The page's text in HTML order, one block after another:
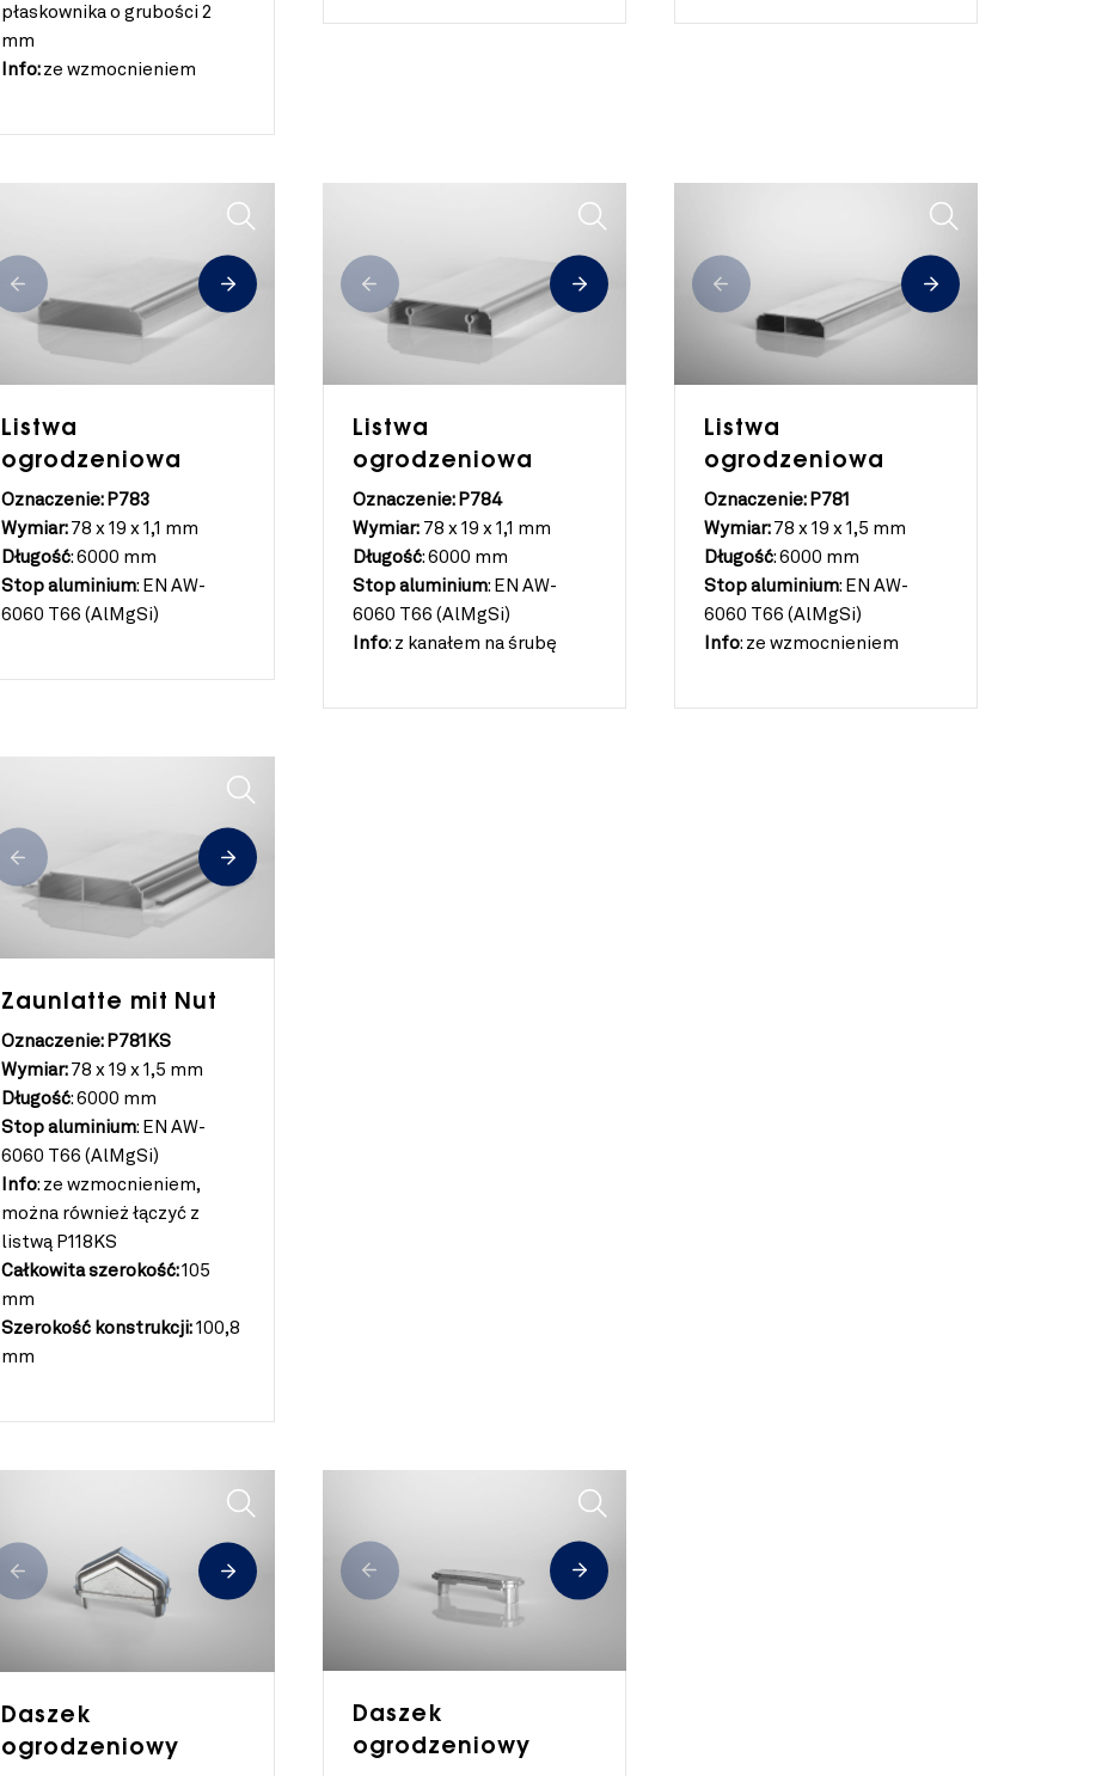
płaskownika o grubości 2
mm
Info: ze wzmocnieniem
Listwa
ogrodzeniowa
Oznaczenie: P783
Wymiar: 78 x 19 x 1,1 mm
Długość: 6000 mm
Stop aluminium: EN AW-
6060 T66 (AlMgSi)
Listwa
ogrodzeniowa
Oznaczenie: P784
Wymiar: 78 x 19 x 1,1 mm
Długość: 6000 mm
Stop aluminium: EN AW-
6060 T66 (AlMgSi)
Info: z kanałem na śrubę
Listwa
ogrodzeniowa
Oznaczenie: P781
Wymiar: 78 x 19 x 1,5 mm
Długość: 6000 mm
Stop aluminium: EN AW-
6060 T66 (AlMgSi)
Info: ze wzmocnieniem
Zaunlatte mit Nut
Oznaczenie: P781KS
Wymiar: 78 x 19 x 1,5 mm
Długość: 6000 mm
Stop aluminium: EN AW-
6060 T66 (AlMgSi)
Info: ze wzmocnieniem,
można również łączyć z
listwą P118KS
Całkowita szerokość: 105
mm
Szerokość konstrukcji: 100,8
mm
Daszek
ogrodzeniowy
Daszek
ogrodzeniowy